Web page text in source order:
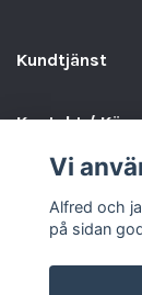
Kundtjänst
Kontakt /
Vi
Alfred och
på sidan